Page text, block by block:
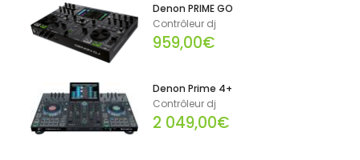
Denon PRIME GO
Contrôleur dj
959,00€
Denon Prime 4+
Contrôleur dj
2 049,00€